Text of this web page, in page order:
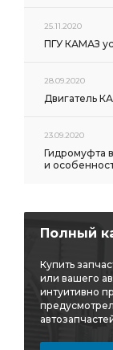
25.11.2020
ПГУ КАМАЗ
28.09.2020
Двигатель
23.09.2020
Гидромуфта
и
Полный
Купить
или вашего
интуитивно